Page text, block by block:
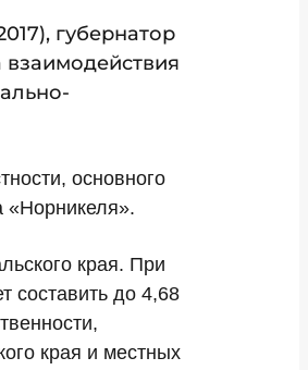
губернатор
взаимодействия
основного
«Норникеля».
края. При
составить до 4,68
края и местных